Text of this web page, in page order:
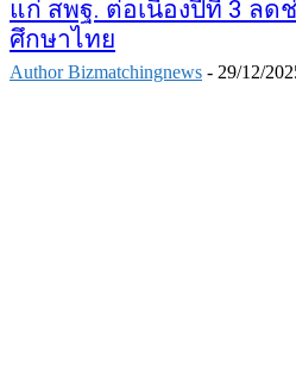
แก่ สพฐ. ต่อเนื่องปีที่ 3 ลด
ศึกษาไทย
Author Bizmatchingnews - 29/12/